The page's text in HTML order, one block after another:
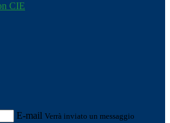
CIE
E-mail Verrà inviato un messaggio